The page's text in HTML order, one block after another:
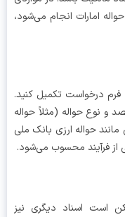
انجام می‌شود،
تکمیل کنید.
حواله (مثلاً حواله
ارزی بانک ملی
محسوب می‌شود.
اسناد دیگری نیز